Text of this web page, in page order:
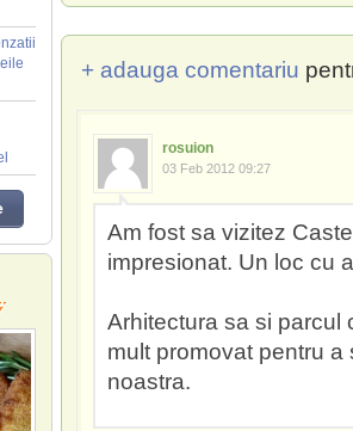
+ adauga comentariu
rosuion
03 Feb 2012 09:27
Am fost sa vizitez
impresionat. Un loc cu
Arhitectura sa si parcul
mult promovat pentru
noastra.